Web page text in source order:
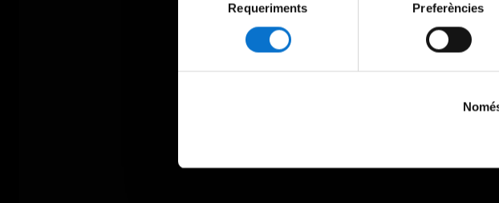
consentiment
Requeriments Preferències